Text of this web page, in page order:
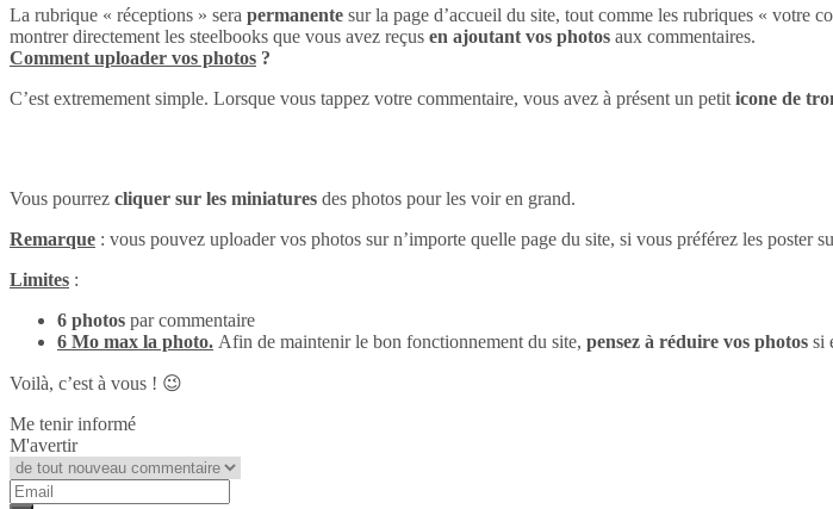
La rubrique « réceptions » sera permanente sur la page d’accueil du site, tout comme les rubriques « votre
montrer directement les steelbooks que vous avez reçus en ajoutant vos photos aux commentaires.
Comment uploader vos photos ?
C’est extremement simple. Lorsque vous tappez votre commentaire, vous avez à présent un petit icone de
Vous pourrez cliquer sur les miniatures des photos pour les voir en grand.
Remarque : vous pouvez uploader vos photos sur n’importe quelle page du site, si vous préférez les poster
Limites :
6 photos par commentaire
6 Mo max la photo. Afin de maintenir le bon fonctionnement du site, pensez à réduire vos photos si
Voilà, c’est à vous ! 😉
Me tenir informé
M'avertir